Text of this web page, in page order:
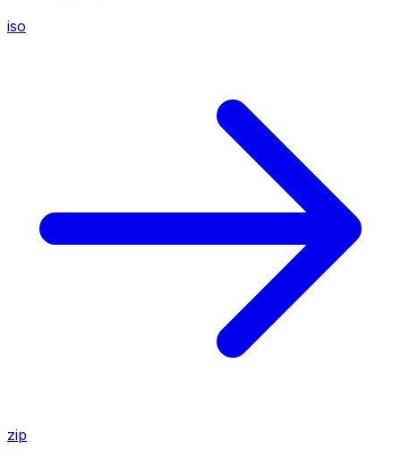
iso
zip